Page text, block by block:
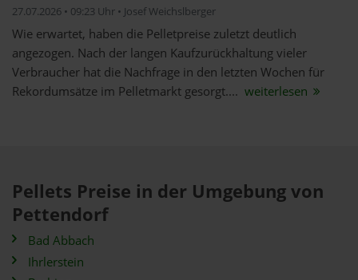
27.07.2026 • 09:23 Uhr • Josef Weichslberger
Wie erwartet, haben die Pelletpreise zuletzt deutlich
angezogen. Nach der langen Kaufzurückhaltung vieler
Verbraucher hat die Nachfrage in den letzten Wochen für
Rekordumsätze im Pelletmarkt gesorgt.... weiterlesen
Pellets Preise in der Umgebung von
Pettendorf
Bad Abbach
Ihrlerstein